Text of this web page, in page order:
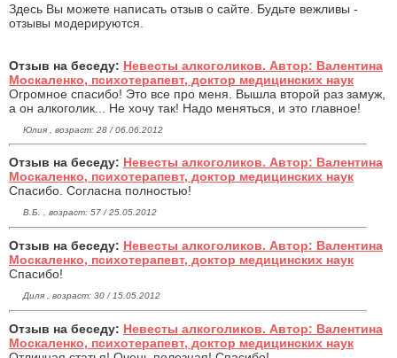
Здесь Вы можете написать отзыв о сайте. Будьте вежливы -
отзывы модерируются.
Отзыв на беседу: Невесты алкоголиков. Автор: Валентина
Москаленко, психотерапевт, доктор медицинских наук
Огромное спасибо! Это все про меня. Вышла второй раз замуж,
а он алкоголик... Не хочу так! Надо меняться, и это главное!
Юлия , возраст: 28 / 06.06.2012
Отзыв на беседу: Невесты алкоголиков. Автор: Валентина
Москаленко, психотерапевт, доктор медицинских наук
Спасибо. Согласна полностью!
В.Б. , возраст: 57 / 25.05.2012
Отзыв на беседу: Невесты алкоголиков. Автор: Валентина
Москаленко, психотерапевт, доктор медицинских наук
Cпасибо!
Диля , возраст: 30 / 15.05.2012
Отзыв на беседу: Невесты алкоголиков. Автор: Валентина
Москаленко, психотерапевт, доктор медицинских наук